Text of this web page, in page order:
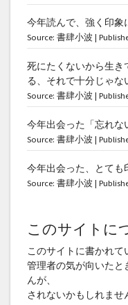
今年読んで、強く印象
Source: 書肆小波
死にたくないから生
る、それで十分じゃな
Source: 書肆小波
今年出会った「忘れな
Source: 書肆小波
今年出会った、とても
Source: 書肆小波
このサイトに
このサイトに書かれて
管理者の気が向いた
んが、
されないかもしれませ